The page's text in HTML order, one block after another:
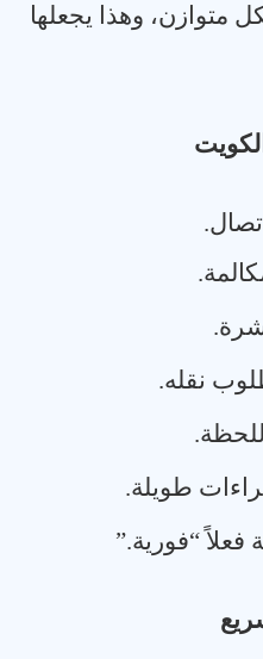
متوازن، وهذا يجعلها
.
.
.
نقله.
.
طويلة.
“فورية”.